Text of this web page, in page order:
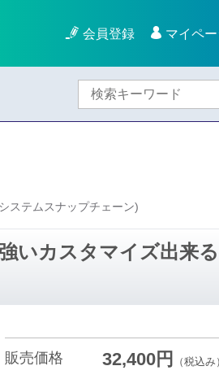
会員登録 マイペ
テムスナップチェーン)
カスタマイズ出来
販売価格 32,400円 （税込み